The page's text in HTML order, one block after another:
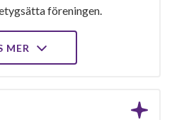
föreningen.
MER